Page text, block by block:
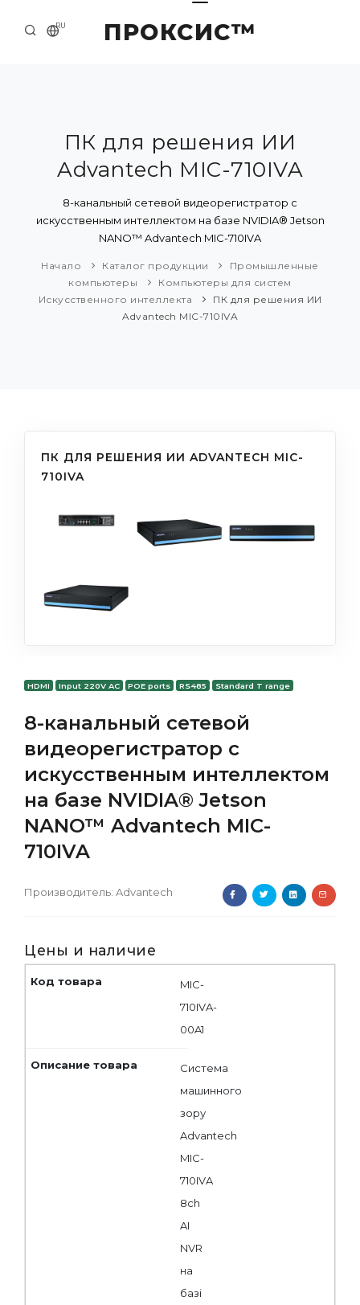
ПРОКСИС™
RU
О КОМПАНИИ
ПРИМЕРЫ И РЕШЕНИЯ
КАТАЛОГ ПРОДУКЦИИ
ПРЕСС-ЦЕНТР
ПК для решения ИИ
Advantech MIC-710IVA
8-канальный сетевой видеорегистратор с
искусственным интеллектом на базе NVIDIA® Jetson
NANO™ Advantech MIC-710IVA
Начало Каталог продукции
Промышленные
компьютеры
Компьютеры для систем
Искусственного интеллекта
ПК для решения ИИ
Advantech MIC-710IVA
ПК ДЛЯ РЕШЕНИЯ ИИ ADVANTECH MIC-
710IVA
HDMI Input 220V AC POE ports RS485 Standard T range
8-канальный сетевой
видеорегистратор с
искусственным интеллектом
на базе NVIDIA® Jetson
NANO™ Advantech MIC-
710IVA
Производитель: Advantech
Цены и наличие
MIC-
710IVA-
00A1
Система
машинного
зору
Advantech
MIC-
710IVA
8ch
AI
NVR
на
базі